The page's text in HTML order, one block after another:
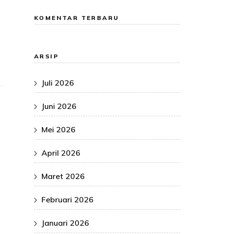
KOMENTAR TERBARU
ARSIP
Juli 2026
Juni 2026
Mei 2026
April 2026
Maret 2026
Februari 2026
Januari 2026